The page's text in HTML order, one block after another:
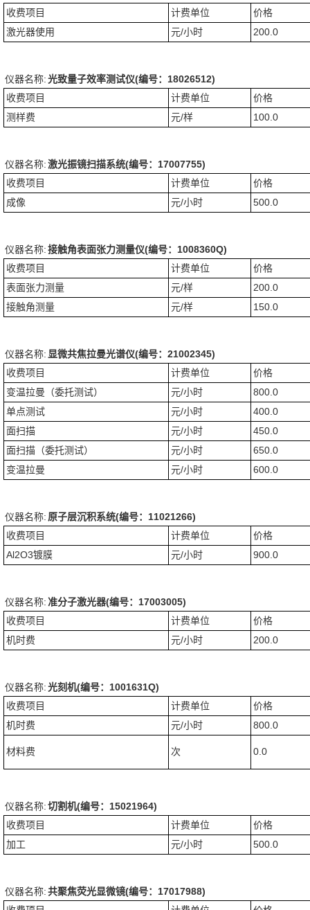
收费项目
计费单位
价格
激光器使用
元/小时 200.0
仪器名称:光致量子效率测试仪(编号：18026512)
收费项目
计费单位
价格
测样费
元/样 100.0
仪器名称:激光振镜扫描系统(编号：17007755)
收费项目
计费单位
价格
成像
元/小时 500.0
仪器名称:接触角表面张力测量仪(编号：1008360Q)
收费项目
计费单位
价格
表面张力测量
元/样
200.0
接触角测量
元/样 150.0
仪器名称: 显微共焦拉曼光谱仪(编号：21002345)
收费项目
计费单位
价格
变温拉曼（委托测试）
元/小时
800.0
单点测试
元/小时
400.0
面扫描
元/小时
450.0
面扫描（委托测试）
元/小时
650.0
变温拉曼
元/小时 600.0
仪器名称: 原子层沉积系统(编号：11021266)
收费项目
计费单位
价格
Al2O3镀膜
元/小时 900.0
仪器名称:准分子激光器(编号：17003005)
收费项目
计费单位
价格
机时费
元/小时 200.0
仪器名称:光刻机(编号：1001631Q)
收费项目
计费单位
价格
机时费
元/小时 800.0
材料费 次 0.0
仪器名称:切割机(编号：15021964)
收费项目
计费单位
价格
加工
元/小时 500.0
仪器名称:共聚焦荧光显微镜(编号：17017988)